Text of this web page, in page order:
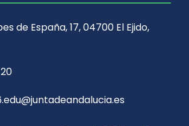
de España, 17, 04700 El Ejido,